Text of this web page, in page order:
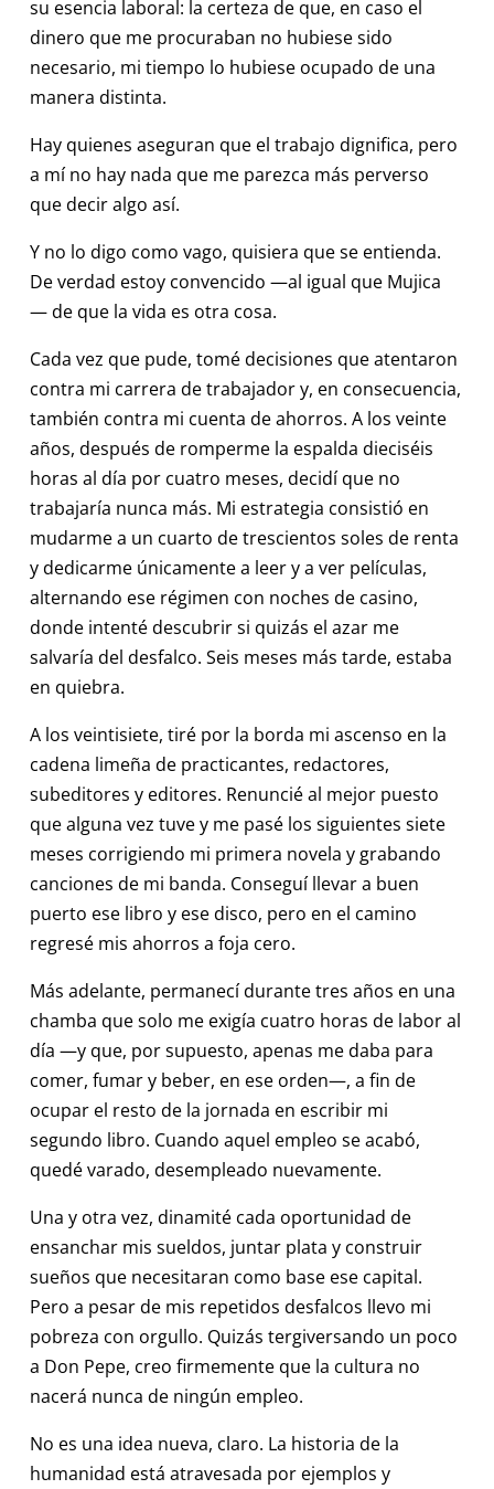
su esencia laboral: la certeza de que, en caso el
dinero que me procuraban no hubiese sido
necesario, mi tiempo lo hubiese ocupado de una
manera distinta.
Hay quienes aseguran que el trabajo dignifica, pero
a mí no hay nada que me parezca más perverso
que decir algo así.
Y no lo digo como vago, quisiera que se entienda.
De verdad estoy convencido —al igual que Mujica
— de que la vida es otra cosa.
Cada vez que pude, tomé decisiones que atentaron
contra mi carrera de trabajador y, en consecuencia,
también contra mi cuenta de ahorros. A los veinte
años, después de romperme la espalda dieciséis
horas al día por cuatro meses, decidí que no
trabajaría nunca más. Mi estrategia consistió en
mudarme a un cuarto de trescientos soles de renta
y dedicarme únicamente a leer y a ver películas,
alternando ese régimen con noches de casino,
donde intenté descubrir si quizás el azar me
salvaría del desfalco. Seis meses más tarde, estaba
en quiebra.
A los veintisiete, tiré por la borda mi ascenso en la
cadena limeña de practicantes, redactores,
subeditores y editores. Renuncié al mejor puesto
que alguna vez tuve y me pasé los siguientes siete
meses corrigiendo mi primera novela y grabando
canciones de mi banda. Conseguí llevar a buen
puerto ese libro y ese disco, pero en el camino
regresé mis ahorros a foja cero.
Más adelante, permanecí durante tres años en una
chamba que solo me exigía cuatro horas de labor al
día —y que, por supuesto, apenas me daba para
comer, fumar y beber, en ese orden—, a fin de
ocupar el resto de la jornada en escribir mi
segundo libro. Cuando aquel empleo se acabó,
quedé varado, desempleado nuevamente.
Una y otra vez, dinamité cada oportunidad de
ensanchar mis sueldos, juntar plata y construir
sueños que necesitaran como base ese capital.
Pero a pesar de mis repetidos desfalcos llevo mi
pobreza con orgullo. Quizás tergiversando un poco
a Don Pepe, creo firmemente que la cultura no
nacerá nunca de ningún empleo.
No es una idea nueva, claro. La historia de la
humanidad está atravesada por ejemplos y